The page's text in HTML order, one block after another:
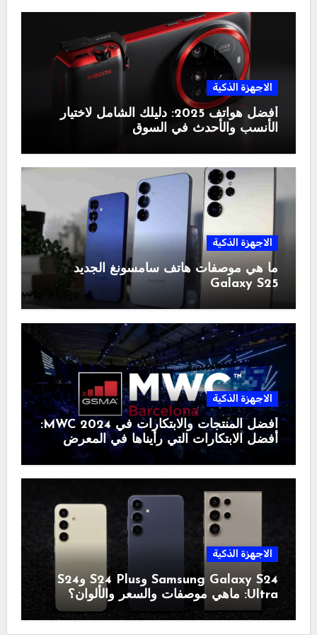
الاجهزة الذكية
أفضل هواتف 2025: دليلك الشامل لاختيار
الأنسب والأحدث في السوق
الاجهزة الذكية
ما هي موصفات هاتف سامسونغ الجديد
Galaxy S25
الاجهزة الذكية
أفضل المنتجات والابتكارات في MWC 2024:
أفضل الابتكارات التي رأيناها في المعرض
الاجهزة الذكية
Samsung Galaxy S24 وS24 Plus وS24
Ultra: ماهي موصفات والسعر والألوان؟